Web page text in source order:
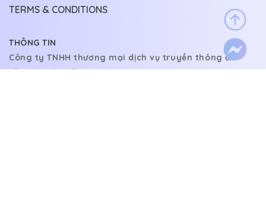
THÔNG TIN
Công ty TNHH thương mại dịch vụ truyền thông đa
phương tiện Allin
TERMS & CONDITIONS